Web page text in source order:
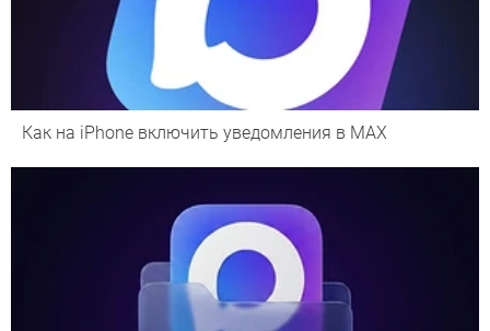
Как на iPhone включить уведомления в MAX